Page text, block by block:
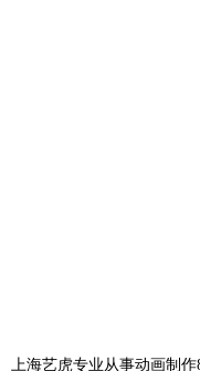
上海艺虎专业从事动画制